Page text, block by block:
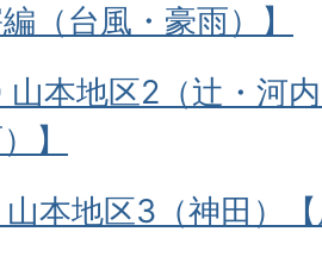
編（台風・豪雨）】
本地区2（辻・河
】
本地区3（神田）